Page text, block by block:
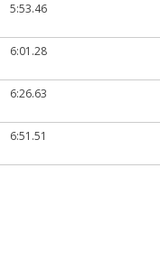
5:53.46
6:01.28
6:26.63
6:51.51